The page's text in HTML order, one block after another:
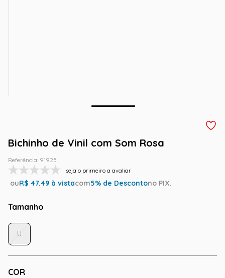
Bichinho de Vinil com Som Rosa
Referência: 91925
seja o primeiro a avaliar
ouR$ 47.49 à vistacom5% de Descontono PIX.
Tamanho
COR
U